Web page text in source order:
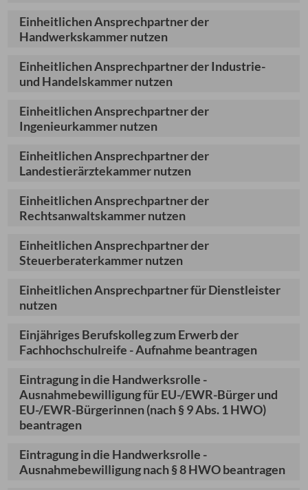
Einheitlichen Ansprechpartner der
Handwerkskammer nutzen
Einheitlichen Ansprechpartner der Industrie-
und Handelskammer nutzen
Einheitlichen Ansprechpartner der
Ingenieurkammer nutzen
Einheitlichen Ansprechpartner der
Landestierärztekammer nutzen
Einheitlichen Ansprechpartner der
Rechtsanwaltskammer nutzen
Einheitlichen Ansprechpartner der
Steuerberaterkammer nutzen
Einheitlichen Ansprechpartner für Dienstleister
nutzen
Einjähriges Berufskolleg zum Erwerb der
Fachhochschulreife - Aufnahme beantragen
Eintragung in die Handwerksrolle -
Ausnahmebewilligung für EU-/EWR-Bürger und
EU-/EWR-Bürgerinnen (nach § 9 Abs. 1 HWO)
beantragen
Eintragung in die Handwerksrolle -
Ausnahmebewilligung nach § 8 HWO beantragen